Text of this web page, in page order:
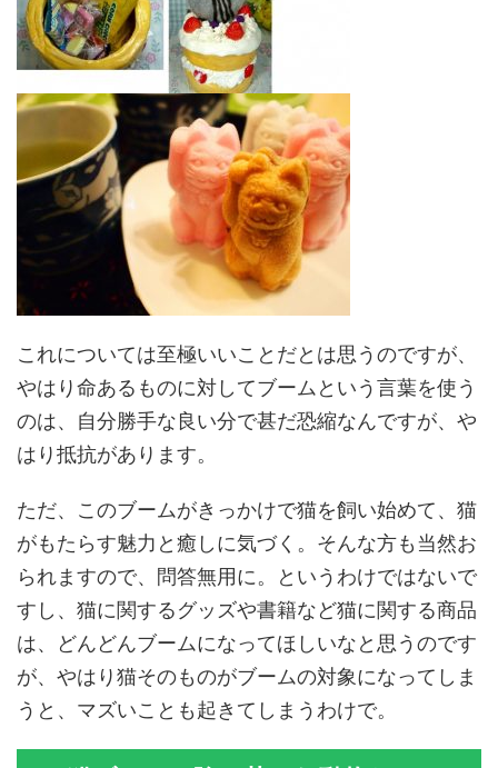
これについては至極いいことだとは思うのですが、
やはり命あるものに対してブームという言葉を使う
のは、自分勝手な良い分で甚だ恐縮なんですが、や
はり抵抗があります。
ただ、このブームがきっかけで猫を飼い始めて、猫
がもたらす魅力と癒しに気づく。そんな方も当然お
られますので、問答無用に。というわけではないで
すし、猫に関するグッズや書籍など猫に関する商品
は、どんどんブームになってほしいなと思うのです
が、やはり猫そのものがブームの対象になってしま
うと、マズいことも起きてしまうわけで。